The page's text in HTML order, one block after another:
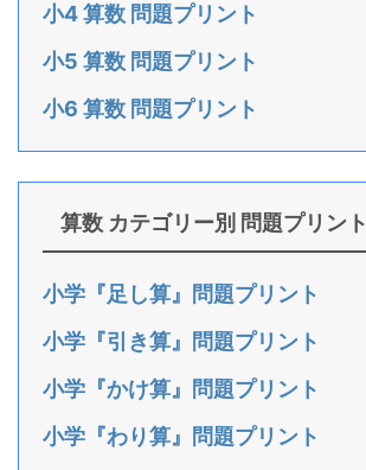
小4 算数 問題プリント
小5 算数 問題プリント
小6 算数 問題プリント
算数 カテゴリー別 問題プリント
小学『足し算』問題プリント
小学『引き算』問題プリント
小学『かけ算』問題プリント
小学『わり算』問題プリント